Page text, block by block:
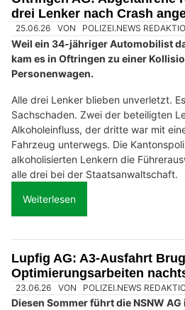
drei Lenker nach Crash
25.06.26 VON POLIZEI.NEWS
Weil ein 34-jähriger Automobilist
kam es in Oftringen zu einer
Personenwagen.
Alle drei Lenker blieben unverletzt.
Sachschaden. Zwei der beteiligten
Alkoholeinfluss, der dritte war mit
Fahrzeug unterwegs. Die
alkoholisierten Lenkern die
alle drei bei der Staatsanwaltschaft.
Weiterlesen
Lupfig AG: A3-Ausfahrt
Optimierungsarbeiten
23.06.26 VON POLIZEI.NEWS
Diesen Sommer führt die NSNW